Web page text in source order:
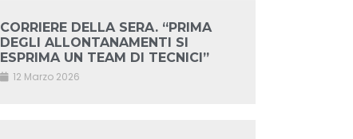
CORRIERE DELLA SERA. “PRIMA
DEGLI ALLONTANAMENTI SI
ESPRIMA UN TEAM DI TECNICI”
12 Marzo 2026